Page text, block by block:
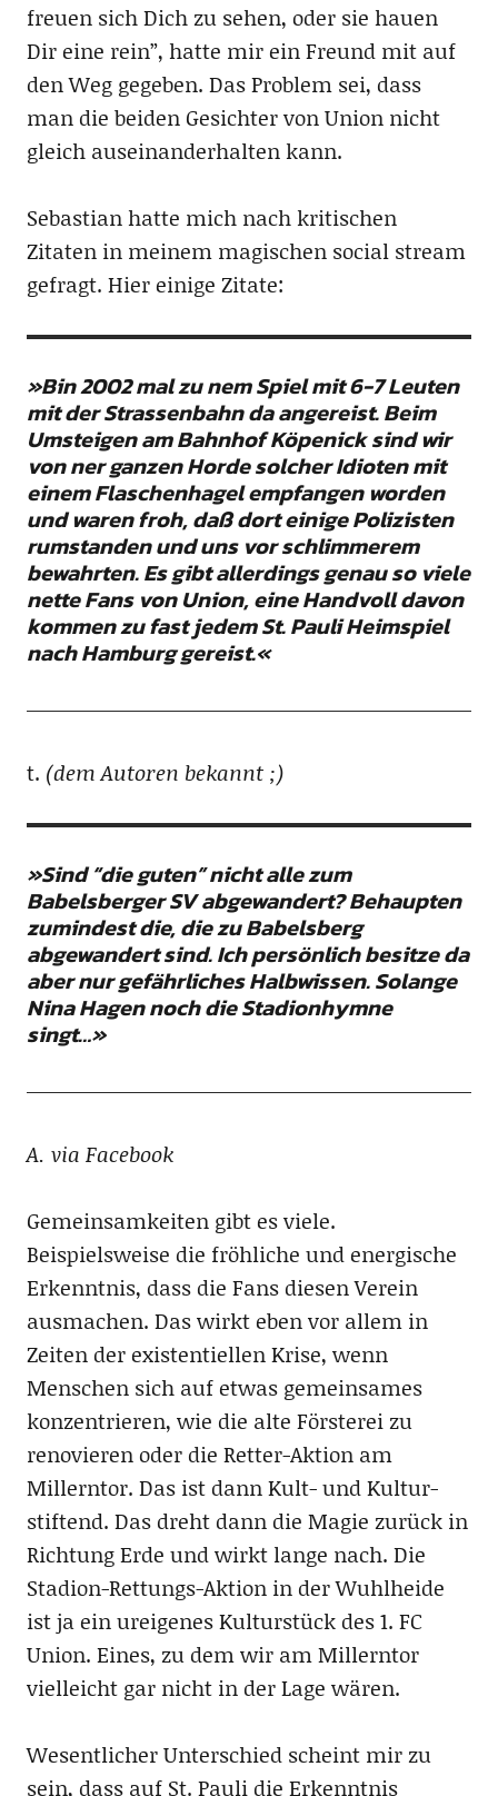
freuen sich Dich zu sehen, oder sie hauen
Dir eine rein”, hatte mir ein Freund mit auf
den Weg gegeben. Das Problem sei, dass
man die beiden Gesichter von Union nicht
gleich auseinanderhalten kann.
Sebastian hatte mich nach kritischen
Zitaten in meinem magischen social stream
gefragt. Hier einige Zitate:
»Bin 2002 mal zu nem Spiel mit 6-7 Leuten
mit der Strassenbahn da angereist. Beim
Umsteigen am Bahnhof Köpenick sind wir
von ner ganzen Horde solcher Idioten mit
einem Flaschenhagel empfangen worden
und waren froh, daß dort einige Polizisten
rumstanden und uns vor schlimmerem
bewahrten. Es gibt allerdings genau so viele
nette Fans von Union, eine Handvoll davon
kommen zu fast jedem St. Pauli Heimspiel
nach Hamburg gereist.«
t. (dem Autoren bekannt ;)
»Sind “die guten” nicht alle zum
Babelsberger SV abgewandert? Behaupten
zumindest die, die zu Babelsberg
abgewandert sind. Ich persönlich besitze da
aber nur gefährliches Halbwissen. Solange
Nina Hagen noch die Stadionhymne
singt…»
A. via Facebook
Gemeinsamkeiten gibt es viele.
Beispielsweise die fröhliche und energische
Erkenntnis, dass die Fans diesen Verein
ausmachen. Das wirkt eben vor allem in
Zeiten der existentiellen Krise, wenn
Menschen sich auf etwas gemeinsames
konzentrieren, wie die alte Försterei zu
renovieren oder die Retter-Aktion am
Millerntor. Das ist dann Kult- und Kultur-
stiftend. Das dreht dann die Magie zurück in
Richtung Erde und wirkt lange nach. Die
Stadion-Rettungs-Aktion in der Wuhlheide
ist ja ein ureigenes Kulturstück des 1. FC
Union. Eines, zu dem wir am Millerntor
vielleicht gar nicht in der Lage wären.
Wesentlicher Unterschied scheint mir zu
sein, dass auf St. Pauli die Erkenntnis